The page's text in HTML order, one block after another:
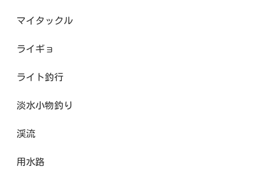
マイタックル
ライギョ
ライト釣行
淡水小物釣り
渓流
用水路